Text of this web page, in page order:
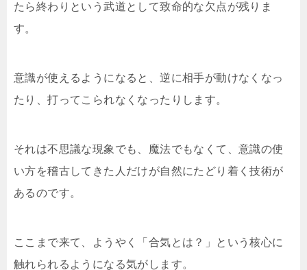
たら終わりという武道として致命的な欠点が残りま
す。
意識が使えるようになると、逆に相手が動けなくなっ
たり、打ってこられなくなったりします。
それは不思議な現象でも、魔法でもなくて、意識の使
い方を稽古してきた人だけが自然にたどり着く技術が
あるのです。
ここまで来て、ようやく「合気とは？」という核心に
触れられるようになる気がします。